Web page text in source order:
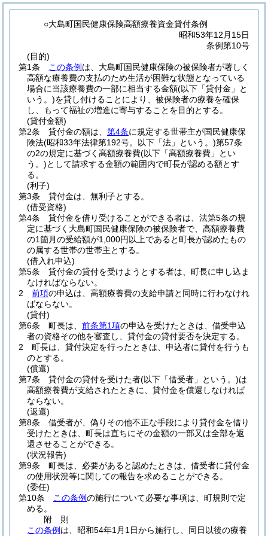
○大島町国民健康保険高額療養資金貸付条例
昭和53年12月15日
条例第10号
(目的)
第1条
この条例 は、大島町国民健康保険の被保険者が著しく
高額な療養費の支払のため生活が困難な状態となっている
場合に当該療養費の一部に相当する金額(以下「貸付金」と
いう。)を貸し付けることにより、被保険者の療養を確保
し、もって福祉の増進に寄与することを目的とする。
(貸付金額)
第2条
貸付金の額は、 第4条に規定する世帯主が国民健康保
険法(昭和33年法律第192号。以下「法」という。)第57条
の2の規定に基づく高額療養費(以下「高額療養費」とい
う。)として請求する金額の範囲内で町長が認める額とす
る。
(利子)
第3条
貸付金は、無利子とする。
(借受資格)
第4条
貸付金を借り受けることができる者は、法第5条の規
定に基づく大島町国民健康保険の被保険者で、高額療養費
の1箇月の受給額が1,000円以上であると町長が認めたもの
の属する世帯の世帯主とする。
(借入れ申込)
第5条
貸付金の貸付を受けようとする者は、町長に申し込ま
なければならない。
2
前項の申込は、高額療養費の支給申請と同時に行わなけれ
ばならない。
(貸付)
第6条
町長は、 前条第1項の申込を受けたときは、借受申込
者の資格その他を審査し、貸付金の貸付要否を決定する。
2
町長は、貸付決定を行ったときは、申込者に貸付を行うも
のとする。
(償還)
第7条
貸付金の貸付を受けた者(以下「借受者」という。)は
高額療養費が支給されたときに、貸付金を償還しなければ
ならない。
(返還)
第8条
借受者が、偽りその他不正な手段により貸付金を借り
受けたときは、町長は直ちにその金額の一部又は全部を返
還させることができる。
(状況報告)
第9条
町長は、必要があると認めたときは、借受者に貸付金
の使用状況等に関しての報告を求めることができる。
(委任)
第10条
この条例の施行について必要な事項は、町規則で定
める。
附 則
この条例 は、昭和54年1月1日から施行し、同日以後の療養